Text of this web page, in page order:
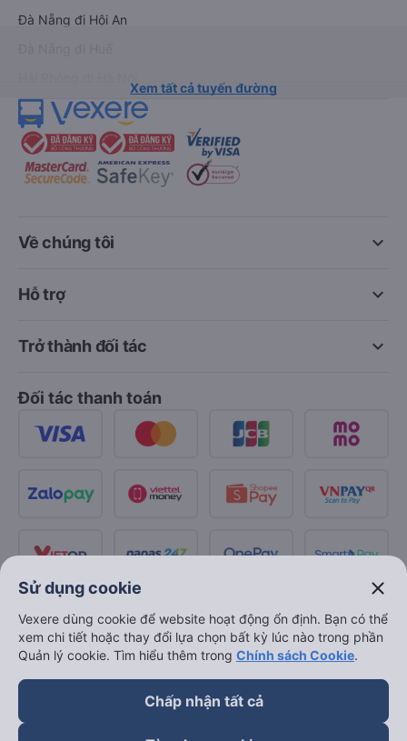
Đà Nẵng đi Hội An
Xem tất cả tuyến đường
keyboard_arrow_down
Về chúng tôi
keyboard_arrow_down
Hỗ trợ
keyboard_arrow_down
Trở thành đối tác
Đối tác thanh toán
Sử dụng cookie close
Vexere dùng cookie để website hoạt động ổn định. Bạn có thể
xem chi tiết hoặc thay đổi lựa chọn bất kỳ lúc nào trong phần
Quản lý cookie. Tìm hiểu thêm trong Chính sách Cookie.
Chấp nhận tất cả